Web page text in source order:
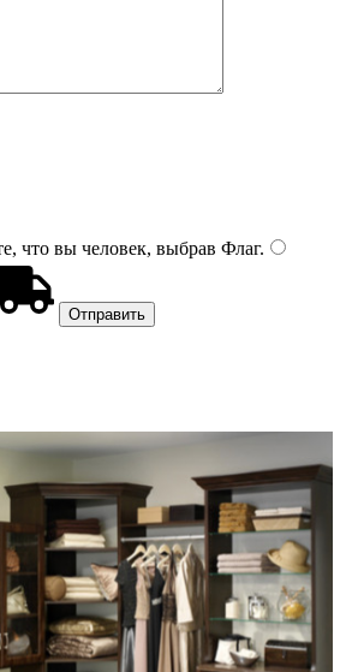
что вы человек, выбрав Флаг.